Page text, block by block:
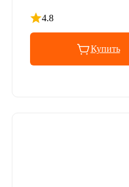
4.8
Рейтинг 4.8 из 5
Купить